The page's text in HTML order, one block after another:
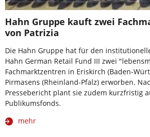
Hahn Gruppe kauft zwei
von Patrizia
Die Hahn Gruppe hat für den
Hahn German Retail Fund III zwei
Fachmarktzentren in Eriskirch (Baden-
Pirmasens (Rheinland-Pfalz) erworben.
Pressebericht plant sie zudem kurzfristig
Publikumsfonds.
mehr